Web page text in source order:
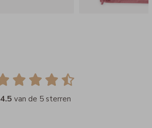
4.5 van de 5 sterren